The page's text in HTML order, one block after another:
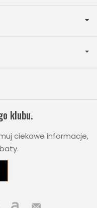
klubu.
ciekawe informacje,